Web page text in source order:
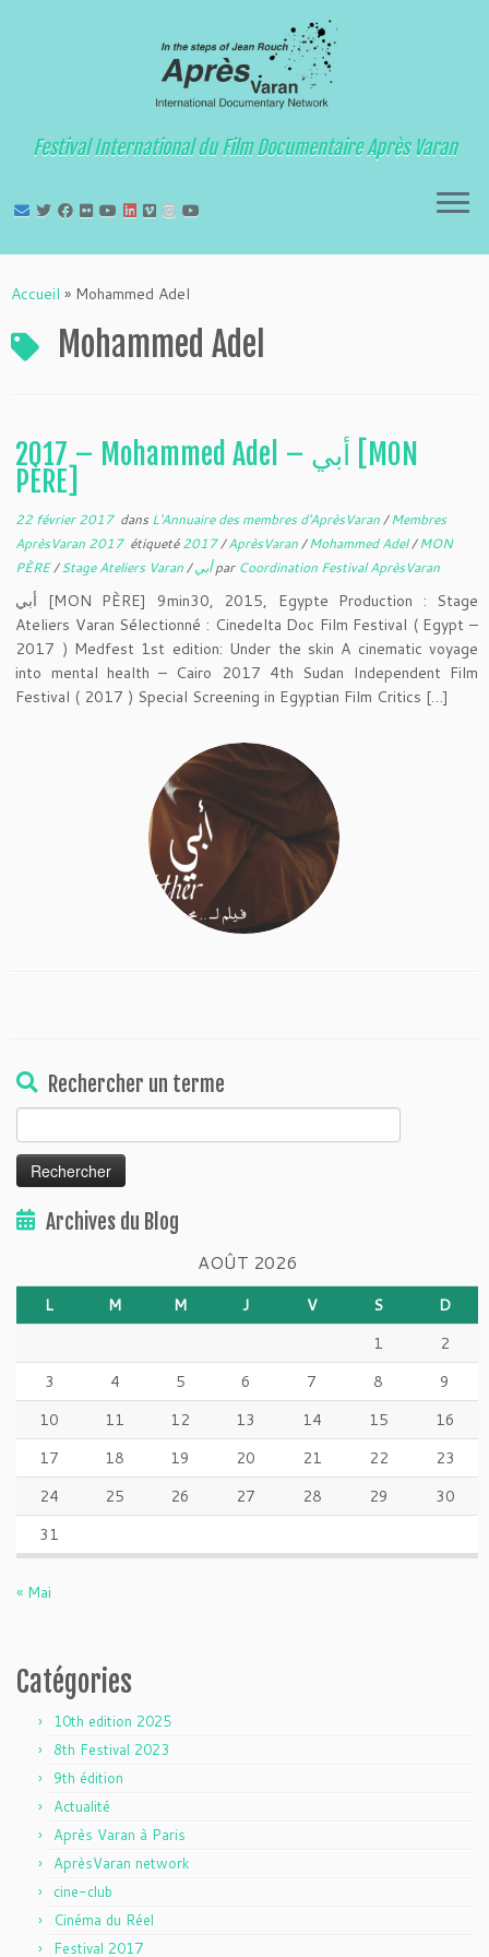
au
Festival International du Film Documentaire Après Varan
Accueil » Mohammed Adel
Mohammed Adel
2017 – Mohammed Adel – أبي [MON
PÈRE]
22 février 2017dans L'Annuaire des membres d'AprèsVaran/Membres
AprèsVaran 2017 étiqueté2017/AprèsVaran/Mohammed Adel/MON
PÈRE/Stage Ateliers Varan/ أبيpar Coordination Festival AprèsVaran
أبي [MON PÈRE] 9min30, 2015, Egypte Production : Stage
Ateliers Varan Sélectionné : Cinedelta Doc Film Festival ( Egypt –
2017 ) Medfest 1st edition: Under the skin A cinematic voyage
into mental health – Cairo 2017 4th Sudan Independent Film
Festival ( 2017 ) Special Screening in Egyptian Film Critics […]
Rechercher un terme
Archives du Blog
AOÛT 2026
L M M J V S
D
1
2
3
4 5 6 7 8
9
10
11 12 13 14 15
16
17
18 19 20 21 22
23
24
25 26 27 28 29
30
31
« Mai
Catégories
10th edition 2025
8th Festival 2023
9th édition
Actualité
Après Varan à Paris
AprèsVaran network
cine-club
Cinéma du Réel
Festival 2017